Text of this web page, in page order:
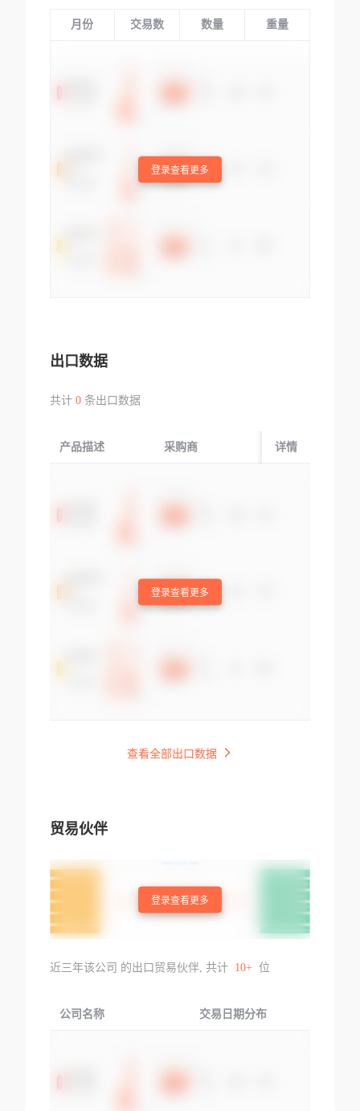
月份 交易数 数量 重量
登录查看更多
出口数据
共计 0条出口数据
产品描述 采购商 起运国/地区
详情
登录查看更多
查看全部出口数据
贸易伙伴
登录查看更多
近三年该公司 的出口贸易伙伴, 共计 10+ 位
公司名称 交易日期分布